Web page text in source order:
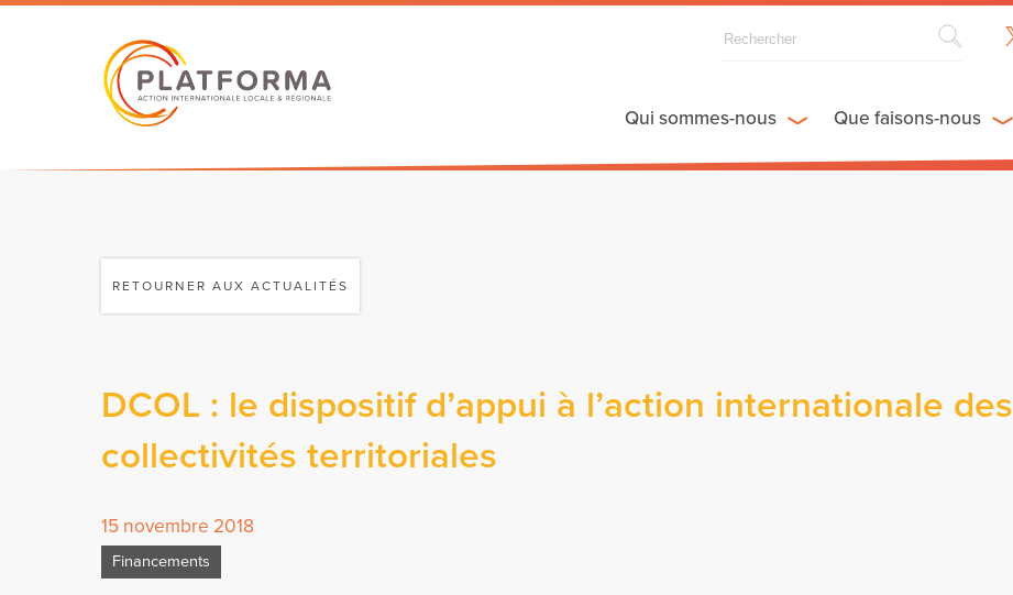
Qui sommes-nous Que faisons-nous
RETOURNER AUX ACTUALITÉS
DCOL : le dispositif d’appui à l’action internationale des
collectivités territoriales
15 novembre 2018
Financements